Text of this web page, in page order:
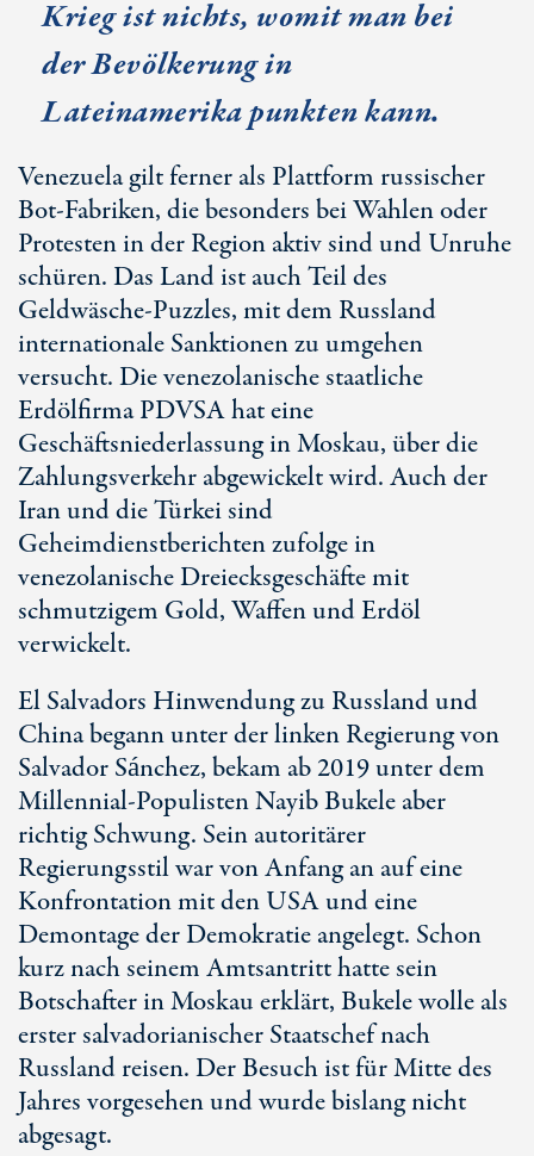
Krieg ist nichts, womit man bei
der Bevölkerung in
Lateinamerika punkten kann.
Venezuela gilt ferner als Plattform russischer
Bot-Fabriken, die besonders bei Wahlen oder
Protesten in der Region aktiv sind und Unruhe
schüren. Das Land ist auch Teil des
Geldwäsche-Puzzles, mit dem Russland
internationale Sanktionen zu umgehen
versucht. Die venezolanische staatliche
Erdölfirma PDVSA hat eine
Geschäftsniederlassung in Moskau, über die
Zahlungsverkehr abgewickelt wird. Auch der
Iran und die Türkei sind
Geheimdienstberichten zufolge in
venezolanische Dreiecksgeschäfte mit
schmutzigem Gold, Waffen und Erdöl
verwickelt.
El Salvadors Hinwendung zu Russland und
China begann unter der linken Regierung von
Salvador Sánchez, bekam ab 2019 unter dem
Millennial-Populisten Nayib Bukele aber
richtig Schwung. Sein autoritärer
Regierungsstil war von Anfang an auf eine
Konfrontation mit den USA und eine
Demontage der Demokratie angelegt. Schon
kurz nach seinem Amtsantritt hatte sein
Botschafter in Moskau erklärt, Bukele wolle als
erster salvadorianischer Staatschef nach
Russland reisen. Der Besuch ist für Mitte des
Jahres vorgesehen und wurde bislang nicht
abgesagt.